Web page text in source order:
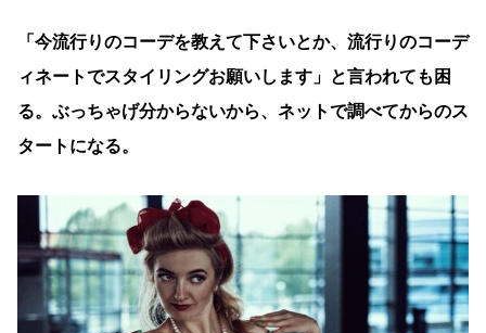
「今流行りのコーデを教えて下さいとか、流行りのコーデ
ィネートでスタイリングお願いします」と言われても困
る。ぶっちゃげ分からないから、ネットで調べてからのス
タートになる。